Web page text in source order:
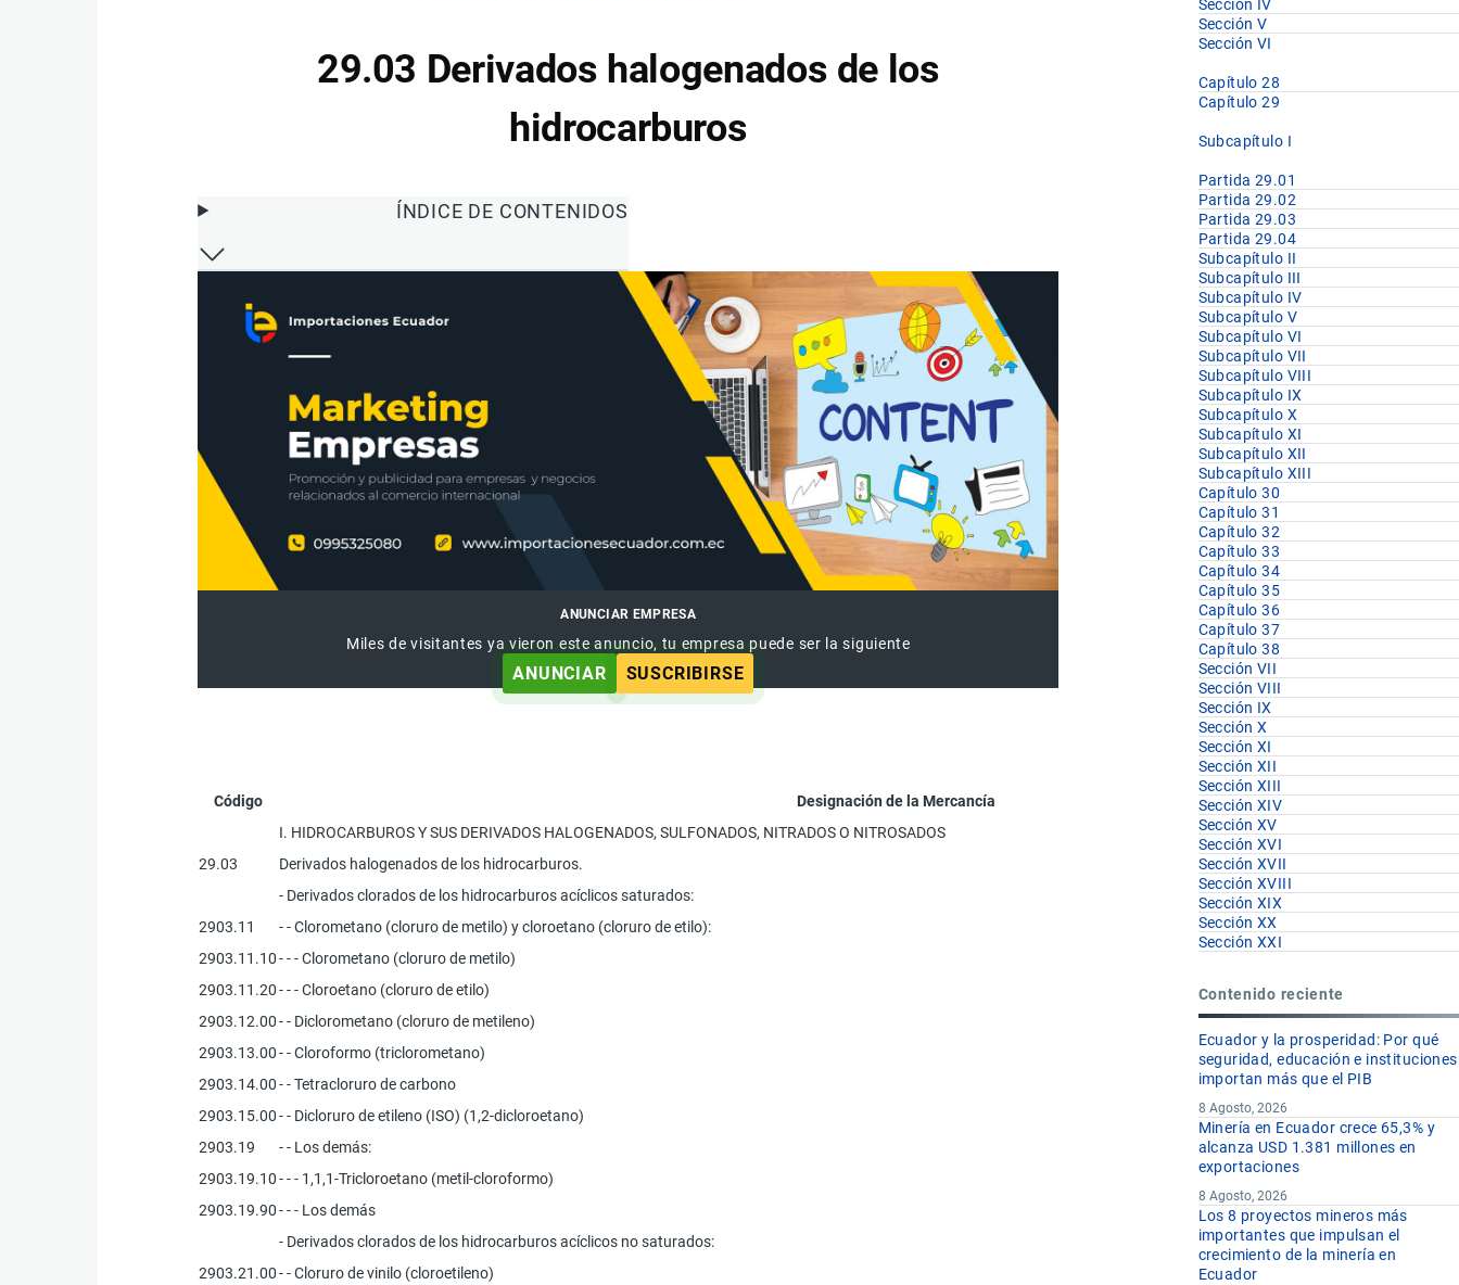
29.03 Derivados halogenados de los
hidrocarburos
ÍNDICE DE CONTENIDOS
ANUNCIAR EMPRESA
Miles de visitantes ya vieron este anuncio, tu empresa puede ser la siguiente
ANUNCIAR SUSCRIBIRSE
Código
Designación de la Mercancía
I. HIDROCARBUROS Y SUS DERIVADOS HALOGENADOS, SULFONADOS, NITRADOS O NITROSADOS
29.03
Derivados halogenados de los hidrocarburos.
- Derivados clorados de los hidrocarburos acíclicos saturados:
2903.11
- - Clorometano (cloruro de metilo) y cloroetano (cloruro de etilo):
2903.11.10- - - Clorometano (cloruro de metilo)
2903.11.20- - - Cloroetano (cloruro de etilo)
2903.12.00- - Diclorometano (cloruro de metileno)
2903.13.00- - Cloroformo (triclorometano)
2903.14.00- - Tetracloruro de carbono
2903.15.00- - Dicloruro de etileno (ISO) (1,2-dicloroetano)
2903.19
- - Los demás:
2903.19.10- - - 1,1,1-Tricloroetano (metil-cloroformo)
2903.19.90- - - Los demás
- Derivados clorados de los hidrocarburos acíclicos no saturados:
2903.21.00- - Cloruro de vinilo (cloroetileno)
Sección IV
Sección V
Sección VI
Capítulo 28
Capítulo 29
Subcapítulo I
Partida 29.01
Partida 29.02
Partida 29.03
Partida 29.04
Subcapítulo II
Subcapítulo III
Subcapítulo IV
Subcapítulo V
Subcapítulo VI
Subcapítulo VII
Subcapítulo VIII
Subcapítulo IX
Subcapítulo X
Subcapítulo XI
Subcapítulo XII
Subcapítulo XIII
Capítulo 30
Capítulo 31
Capítulo 32
Capítulo 33
Capítulo 34
Capítulo 35
Capítulo 36
Capítulo 37
Capítulo 38
Sección VII
Sección VIII
Sección IX
Sección X
Sección XI
Sección XII
Sección XIII
Sección XIV
Sección XV
Sección XVI
Sección XVII
Sección XVIII
Sección XIX
Sección XX
Sección XXI
Contenido reciente
Ecuador y la prosperidad: Por qué
seguridad, educación e instituciones
importan más que el PIB
8 Agosto, 2026
Minería en Ecuador crece 65,3% y
alcanza USD 1.381 millones en
exportaciones
8 Agosto, 2026
Los 8 proyectos mineros más
importantes que impulsan el
crecimiento de la minería en
Ecuador